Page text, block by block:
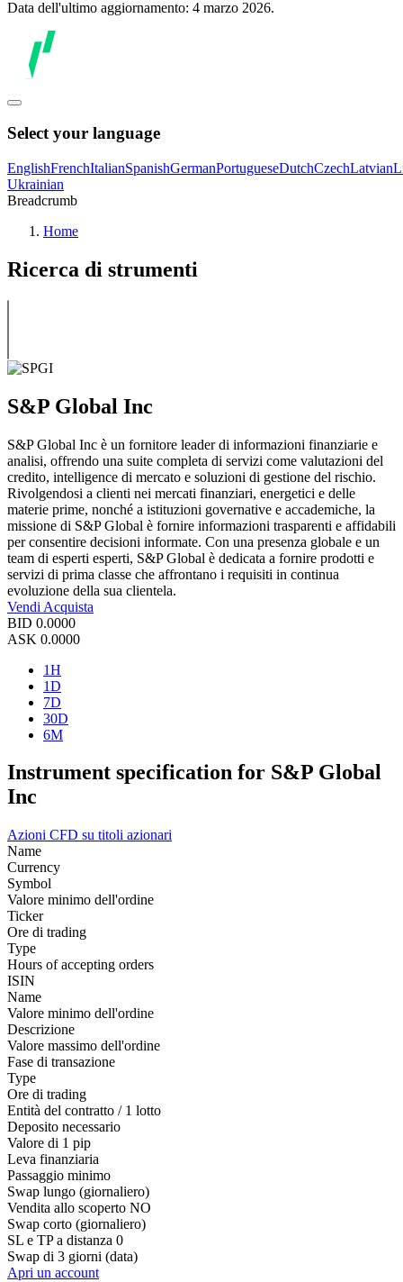
Data dell'ultimo aggiornamento: 4 marzo 2026.
Select your language
EnglishFrenchItalianSpanishGermanPortugueseDutchCzechLatvian
Ukrainian
Breadcrumb
Home
Ricerca di strumenti
S&P Global Inc
S&P Global Inc è un fornitore leader di informazioni finanziarie e
analisi, offrendo una suite completa di servizi come valutazioni del
credito, intelligence di mercato e soluzioni di gestione del rischio.
Rivolgendosi a clienti nei mercati finanziari, energetici e delle
materie prime, nonché a istituzioni governative e accademiche, la
missione di S&P Global è fornire informazioni trasparenti e affidabili
per consentire decisioni informate. Con una presenza globale e un
team di esperti esperti, S&P Global è dedicata a fornire prodotti e
servizi di prima classe che affrontano i requisiti in continua
evoluzione della sua clientela.
Vendi Acquista
BID 0.0000
ASK 0.0000
1H
1D
7D
30D
6M
Instrument specification for S&P Global
Inc
Azioni CFD su titoli azionari
Name
Currency
Symbol
Valore minimo dell'ordine
Ticker
Ore di trading
Type
Hours of accepting orders
ISIN
Name
Valore minimo dell'ordine
Descrizione
Valore massimo dell'ordine
Fase di transazione
Type
Ore di trading
Entità del contratto / 1 lotto
Deposito necessario
Valore di 1 pip
Leva finanziaria
Passaggio minimo
Swap lungo (giornaliero)
Vendita allo scoperto NO
Swap corto (giornaliero)
SL e TP a distanza 0
Swap di 3 giorni (data)
Apri un account